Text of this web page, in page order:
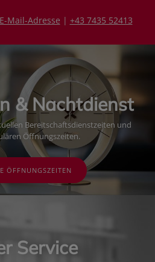
E-Mail-Adresse | +43 7435 52413
& Nachtdienst
Bereitschaftsdienstzeiten und
Öffnungszeiten.
ÖFFNUNGSZEITEN
Service